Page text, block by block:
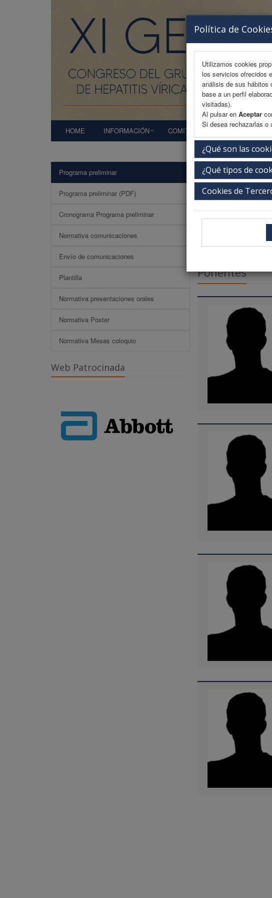
Política de
Utilizamos cookies
los servicios ofrecidos
análisis de sus hábitos
base a un perfil
visitadas).
Al pulsar en Aceptar
Si desea rechazarlas o
¿Qué son las
¿Qué tipos de
Cookies de
HOME INFORMACIÓN COMITÉS
Programa preliminar
Programa preliminar (PDF)
Cronograma Programa preliminar
Normativa comunicaciones
Envío de comunicaciones
Plantilla
Normativa presentaciones orales
Normativa Poster
Normativa Mesas coloquio
Web Patrocinada
COREIMC
Jueves 17
Ponentes